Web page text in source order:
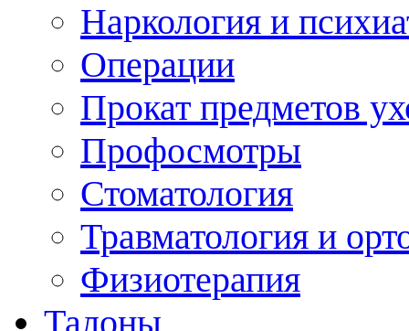
Наркология и
Операции
Прокат предметов
Профосмотры
Стоматология
Травматология и
Физиотерапия
Талоны